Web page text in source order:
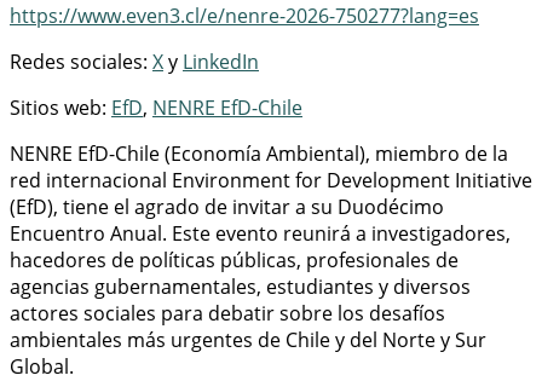
https://www.even3.cl/e/nenre-2026-750277?lang=es
Redes sociales: Xy LinkedIn
Sitios web: EfD, NENRE EfD-Chile
NENRE EfD-Chile (Economía Ambiental), miembro de la
red internacional Environment for Development Initiative
(EfD), tiene el agrado de invitar a su Duodécimo
Encuentro Anual. Este evento reunirá a investigadores,
hacedores de políticas públicas, profesionales de
agencias gubernamentales, estudiantes y diversos
actores sociales para debatir sobre los desafíos
ambientales más urgentes de Chile y del Norte y Sur
Global.